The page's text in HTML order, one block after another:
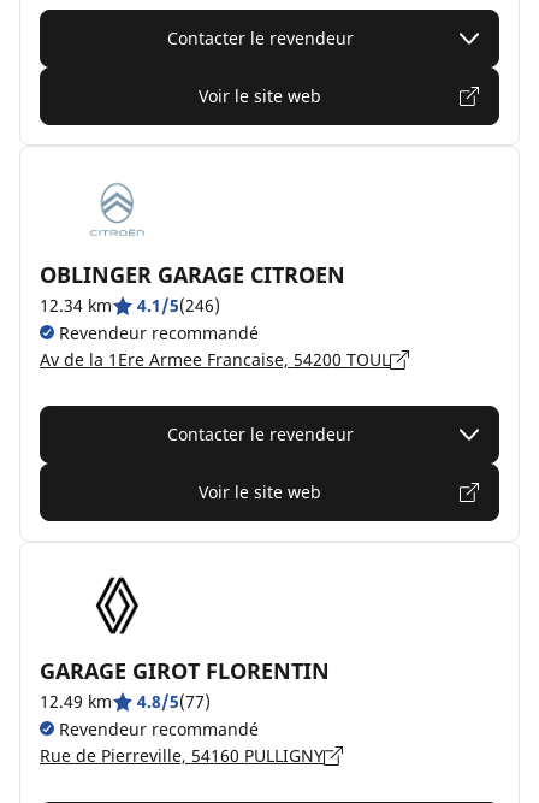
Contacter le revendeur
Voir le site web
OBLINGER GARAGE CITROEN
12.34 km 4.1/5(246)
Revendeur recommandé
Av de la 1Ere Armee Francaise, 54200 TOUL
Contacter le revendeur
Voir le site web
GARAGE GIROT FLORENTIN
12.49 km 4.8/5(77)
Revendeur recommandé
Rue de Pierreville, 54160 PULLIGNY